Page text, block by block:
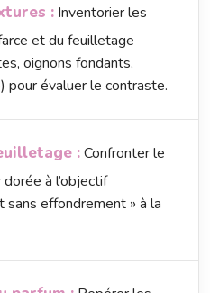
: Inventorier les
et du feuilletage
oignons fondants,
pour évaluer le contraste.
:Confronter le
à l’objectif
sans effondrement » à la